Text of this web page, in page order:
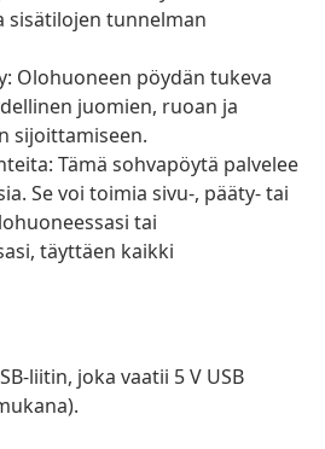
sisätilojen tunnelman
Olohuoneen pöydän tukeva
juomien, ruoan ja
sijoittamiseen.
Tämä sohvapöytä palvelee
Se voi toimia sivu-, pääty- tai
tai
täyttäen kaikki
liitin, joka vaatii 5 V USB